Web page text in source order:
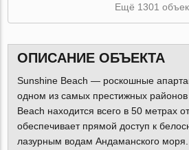
Ещё 1301
ОПИСАНИЕ ОБЪЕКТА
Sunshine Beach — роскошные
одном из самых престижных
Beach находится всего в 50 метрах
обеспечивает прямой доступ к
лазурным водам Андаманского моря.